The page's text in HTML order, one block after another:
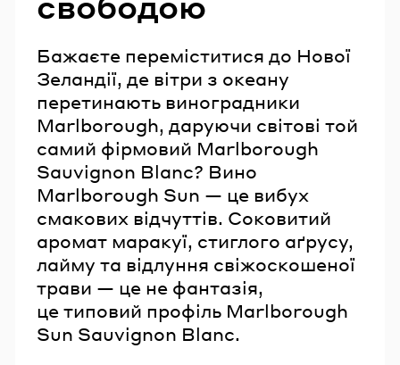
Бажаєте переміститися до Нової
Зеландії, де вітри з океану
перетинають виноградники
Marlborough, даруючи світові той
самий фірмовий Marlborough
Sauvignon Blanc? Вино
Marlborough Sun — це вибух
смакових відчуттів. Соковитий
аромат маракуї, стиглого аґрусу,
лайму та відлуння свіжоскошеної
трави — це не фантазія,
це типовий профіль Marlborough
Sun Sauvignon Blanc.